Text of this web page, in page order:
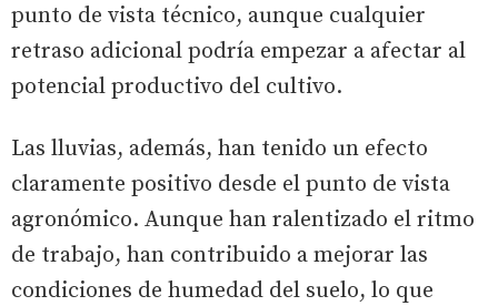
punto de vista técnico, aunque cualquier
retraso adicional podría empezar a afectar al
potencial productivo del cultivo.
Las lluvias, además, han tenido un efecto
claramente positivo desde el punto de vista
agronómico. Aunque han ralentizado el ritmo
de trabajo, han contribuido a mejorar las
condiciones de humedad del suelo, lo que